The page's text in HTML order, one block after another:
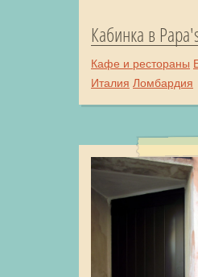
Кабинка в
Кафе и рестораны
Италия Ломбардия